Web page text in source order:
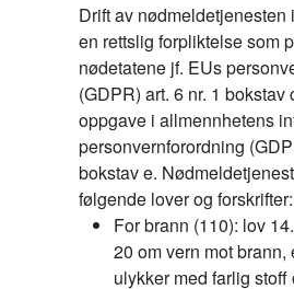
Drift av nødmeldetjenesten
en rettslig forpliktelse som
nødetatene jf. EUs
(GDPR) art. 6 nr. 1 bokstav
oppgave i allmennhetens
personvernforordning
bokstav e.
følgende lover og forskrifter:
For brann (110): lov
20 om vern mot
ulykker med farlig stoff